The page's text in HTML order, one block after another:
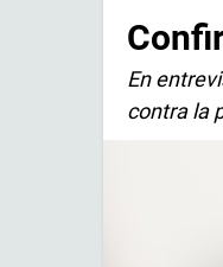
En
contra la